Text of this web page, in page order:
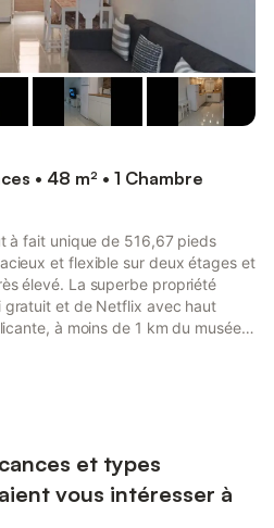
• 48 m² • 1 Chambre
à fait unique de 516,67 pieds
et flexible sur deux étages et
élevé. La superbe propriété
gratuit et de Netflix avec haut
à moins de 1 km du musée
propose une connexion Wi-Fi
et types
vous intéresser à